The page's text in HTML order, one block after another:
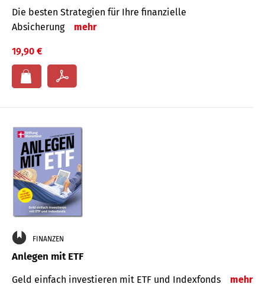
Die besten Strategien für Ihre finanzielle
Absicherung
mehr
19,90 €
FINANZEN
Anlegen mit ETF
Geld einfach investieren mit ETF und Indexfonds mehr